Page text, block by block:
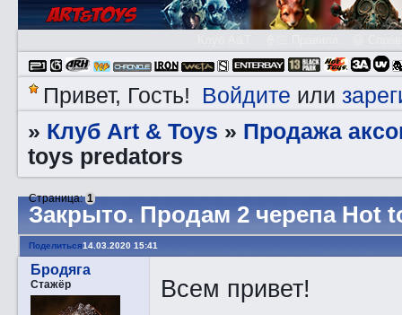
Привет, Гость! Войдите или
» Клуб Art & Toys » Продажа
toys predators
Закрытo. Продам 2 черепа Hot
Страница:1
Поделиться14.03.2020 15:41
Бродяга
Стажёр
Всем привет!